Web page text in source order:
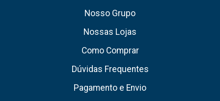
Nosso Grupo
Nossas Lojas
Como Comprar
Dúvidas Frequentes
Pagamento e Envio